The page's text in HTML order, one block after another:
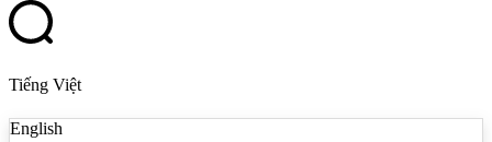
Tiếng Việt
English